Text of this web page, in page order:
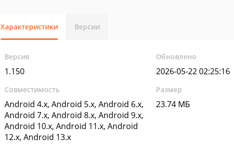
Характеристики Версии
Версия
1.150
Обновлено
2026-05-22 02:25:16
Совместимость
Android 4.x, Android 5.x, Android 6.x,
Android 7.x, Android 8.x, Android 9.x,
Android 10.x, Android 11.x, Android
12.x, Android 13.x
Размер
23.74 МБ